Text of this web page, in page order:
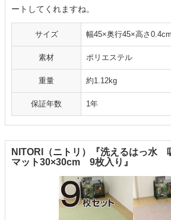
ートしてくれますね。
サイズ 幅45×奥行45×高さ0.4cm
素材 ポリエステル
重量 約1.12kg
保証年数 1年
NITORI（ニトリ）『洗えるはっ水
マット30×30cm 9枚入り』